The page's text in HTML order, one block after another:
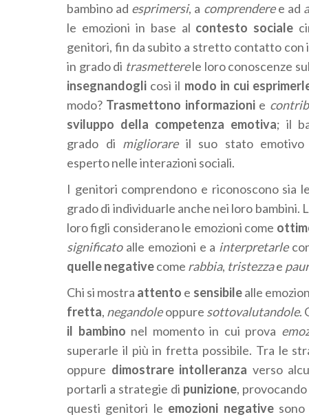
bambino ad esprimersi, a comprenderee ad
le emozioni in base al contesto sociale
genitori, fin da subito a stretto contatto con
in grado di trasmetterele loro conoscenze
insegnandogli così il modo in cui
modo? Trasmettono informazionie
sviluppo della competenza emotiva; il
grado di migliorare il suo stato emotivo
esperto nelle interazioni sociali.
I genitori comprendono e riconoscono sia le
grado di individuarle anche nei loro bambini.
loro figli considerano le emozioni come
significato alle emozioni e a interpretarle
quelle negativecome rabbia, tristezzae
Chi si mostra attento e sensibilealle
fretta, negandoleoppure sottovalutandole.
il bambino nel momento in cui prova
superarle il più in fretta possibile. Tra le
oppure dimostrare intolleranza verso
portarli a strategie di punizione,
questi genitori le emozioni negativesono